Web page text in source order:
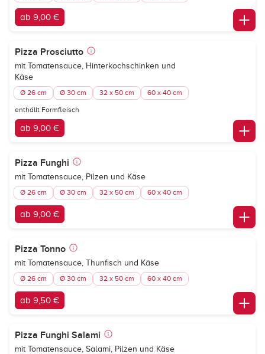
ab 9,00 €
Pizza Prosciutto
mit Tomatensauce, Hinterkochschinken und
Käse
Ø 26 cm Ø 30 cm 32 x 50 cm 60 x 40 cm
enthällt Formfleisch
ab 9,00 €
Pizza Funghi
mit Tomatensauce, Pilzen und Käse
Ø 26 cm Ø 30 cm 32 x 50 cm 60 x 40 cm
ab 9,00 €
Pizza Tonno
mit Tomatensauce, Thunfisch und Käse
Ø 26 cm Ø 30 cm 32 x 50 cm 60 x 40 cm
ab 9,50 €
Pizza Funghi Salami
mit Tomatensauce, Salami, Pilzen und Käse